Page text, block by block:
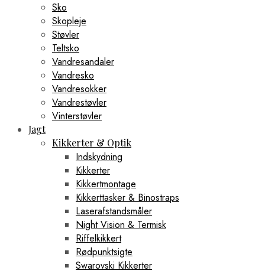
Sko
Skopleje
Støvler
Teltsko
Vandresandaler
Vandresko
Vandresokker
Vandrestøvler
Vinterstøvler
Jagt
Kikkerter & Optik
Indskydning
Kikkerter
Kikkertmontage
Kikkerttasker & Binostraps
Laserafstandsmåler
Night Vision & Termisk
Riffelkikkert
Rødpunktsigte
Swarovski Kikkerter